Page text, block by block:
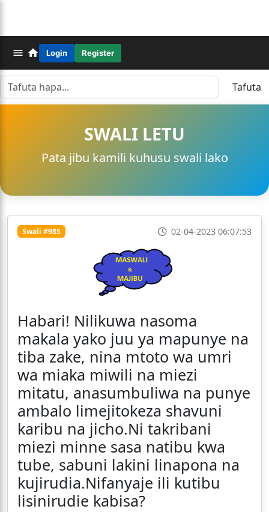
Login Register
Tafuta
SWALI LETU
Pata jibu kamili kuhusu swali lako
Swali #985 02-04-2023 06:07:53
Habari! Nilikuwa nasoma
makala yako juu ya mapunye na
tiba zake, nina mtoto wa umri
wa miaka miwili na miezi
mitatu, anasumbuliwa na punye
ambalo limejitokeza shavuni
karibu na jicho.Ni takribani
miezi minne sasa natibu kwa
tube, sabuni lakini linapona na
kujirudia.Nifanyaje ili kutibu
lisinirudie kabisa?